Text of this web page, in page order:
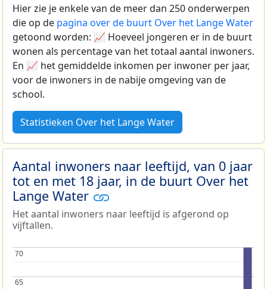
Hier zie je enkele van de meer dan 250 onderwerpen
die op de pagina over de buurt Over het Lange Water
getoond worden: 📈 Hoeveel jongeren er in de buurt
wonen als percentage van het totaal aantal inwoners.
En 📈 het gemiddelde inkomen per inwoner per jaar,
voor de inwoners in de nabije omgeving van de
school.
Statistieken Over het Lange Water
Aantal inwoners naar leeftijd, van 0 jaar
tot en met 18 jaar, in de buurt Over het
Lange Water
Het aantal inwoners naar leeftijd is afgerond op
vijftallen.
65
65
70
70